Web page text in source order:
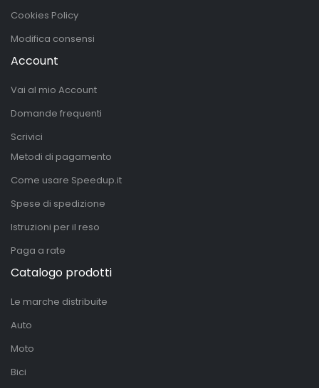
Cookies Policy
Modifica consensi
Account
Vai al mio Account
Domande frequenti
Scrivici
Metodi di pagamento
Come usare Speedup.it
Spese di spedizione
Istruzioni per il reso
Paga a rate
Catalogo prodotti
Le marche distribuite
Auto
Moto
Bici